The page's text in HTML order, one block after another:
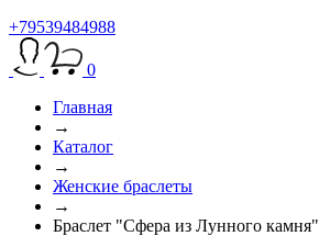
+79539484988
0
Главная
→
Каталог
→
Женские браслеты
→
Браслет "Сфера из Лунного камня"